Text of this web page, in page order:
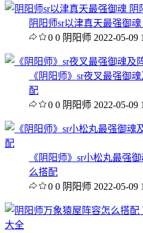
阴阳师sr以津真天最强御
0 0 阴阳师 2022-05-09
《阴阳师》sr夜叉最强御
配
0 0 阴阳师 2022-05-09
《阴阳师》sr小松丸最强
么搭配
0 0 阴阳师 2022-05-09